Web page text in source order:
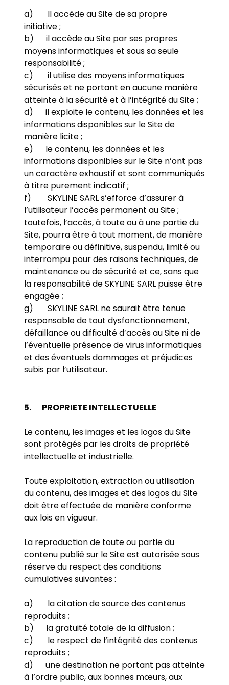
a) Il accède au Site de sa propre
initiative ;
b) il accède au Site par ses propres
moyens informatiques et sous sa seule
responsabilité ;
c) il utilise des moyens informatiques
sécurisés et ne portant en aucune manière
atteinte à la sécurité et à l’intégrité du Site ;
d) il exploite le contenu, les données et les
informations disponibles sur le Site de
manière licite ;
e) le contenu, les données et les
informations disponibles sur le Site n’ont pas
un caractère exhaustif et sont communiqués
à titre purement indicatif ;
f) SKYLINE SARL s’efforce d’assurer à
l’utilisateur l’accès permanent au Site ;
toutefois, l’accès, à toute ou à une partie du
Site, pourra être à tout moment, de manière
temporaire ou définitive, suspendu, limité ou
interrompu pour des raisons techniques, de
maintenance ou de sécurité et ce, sans que
la responsabilité de SKYLINE SARL puisse être
engagée ;
g) SKYLINE SARL ne saurait être tenue
responsable de tout dysfonctionnement,
défaillance ou difficulté d’accès au Site ni de
l’éventuelle présence de virus informatiques
et des éventuels dommages et préjudices
subis par l’utilisateur.
5. PROPRIETE INTELLECTUELLE
Le contenu, les images et les logos du Site
sont protégés par les droits de propriété
intellectuelle et industrielle.
Toute exploitation, extraction ou utilisation
du contenu, des images et des logos du Site
doit être effectuée de manière conforme
aux lois en vigueur.
La reproduction de toute ou partie du
contenu publié sur le Site est autorisée sous
réserve du respect des conditions
cumulatives suivantes :
a) la citation de source des contenus
reproduits ;
b) la gratuité totale de la diffusion ;
c) le respect de l’intégrité des contenus
reproduits ;
d) une destination ne portant pas atteinte
à l’ordre public, aux bonnes mœurs, aux